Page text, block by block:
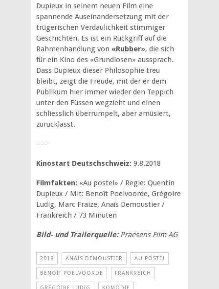
Dupieux in seinem neuen Film eine
spannende Auseinandersetzung mit der
trügerischen Verdaulichkeit stimmiger
Geschichten. Es ist ein Rückgriff auf die
Rahmenhandlung von «Rubber», die sich
für ein Kino des «Grundlosen» aussprach.
Dass Dupieux dieser Philosophie treu
bleibt, zeigt die Freude, mit der er dem
Publikum hier immer wieder den Teppich
unter den Füssen wegzieht und einen
schliesslich überrumpelt, aber amüsiert,
zurücklässt.
–––
Kinostart Deutschschweiz: 9.8.2018
Filmfakten: «Au poste!» / Regie: Quentin
Dupieux / Mit: Benoît Poelvoorde, Grégoire
Ludig, Marc Fraize, Anaïs Demoustier /
Frankreich / 73 Minuten
Bild- und Trailerquelle:Praesens Film AG
2018 ANAÏS DEMOUSTIER AU POSTE!
BENOÎT POELVOORDE FRANKREICH